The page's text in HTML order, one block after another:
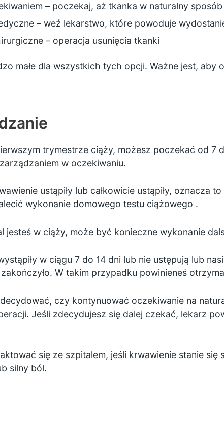
– poczekaj, aż tkanka w naturalny
– weź lekarstwo, które powoduje
– operacja usunięcia tkanki
małe dla wszystkich tych opcji. Ważne jest, aby
trymestrze ciąży, możesz poczekać od 7
w oczekiwaniu.
ustąpiły lub całkowicie ustąpiły, oznacza
wykonanie domowego testu ciążowego .
jesteś w ciąży, może być konieczne wykonanie
w ciągu 7 do 14 dni lub nie ustępują lub
W takim przypadku powinieneś
czy kontynuować oczekiwanie na
Jeśli zdecydujesz się dalej czekać, lekarz
się ze szpitalem, jeśli krwawienie stanie
silny ból.